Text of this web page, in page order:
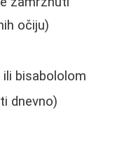
očiju)
bisabololom
dnevno)